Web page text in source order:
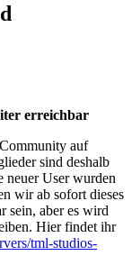
erreichbar
auf
sind deshalb
neuer User wurden
wir ab sofort dieses
sein, aber es wird
Hier findet ihr
tml-studios-